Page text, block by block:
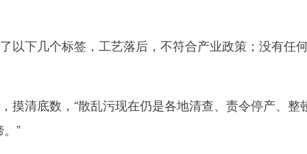
下几个标签，工艺落后，不符合产业政策；没有任
清底数，“散乱污现在仍是各地清查、责令停产、
”